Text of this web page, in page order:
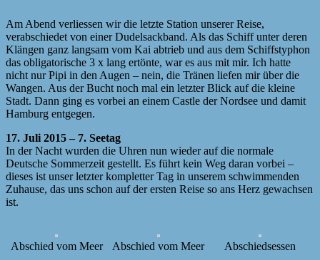
Am Abend verliessen wir die letzte Station unserer Reise,
verabschiedet von einer Dudelsackband. Als das Schiff unter deren
Klängen ganz langsam vom Kai abtrieb und aus dem Schiffstyphon
das obligatorische 3 x lang ertönte, war es aus mit mir. Ich hatte
nicht nur Pipi in den Augen – nein, die Tränen liefen mir über die
Wangen. Aus der Bucht noch mal ein letzter Blick auf die kleine
Stadt. Dann ging es vorbei an einem Castle der Nordsee und damit
Hamburg entgegen.
17. Juli 2015 – 7. Seetag
In der Nacht wurden die Uhren nun wieder auf die normale
Deutsche Sommerzeit gestellt. Es führt kein Weg daran vorbei –
dieses ist unser letzter kompletter Tag in unserem schwimmenden
Zuhause, das uns schon auf der ersten Reise so ans Herz gewachsen
ist.
Abschied vom Meer Abschied vom Meer Abschiedsessen